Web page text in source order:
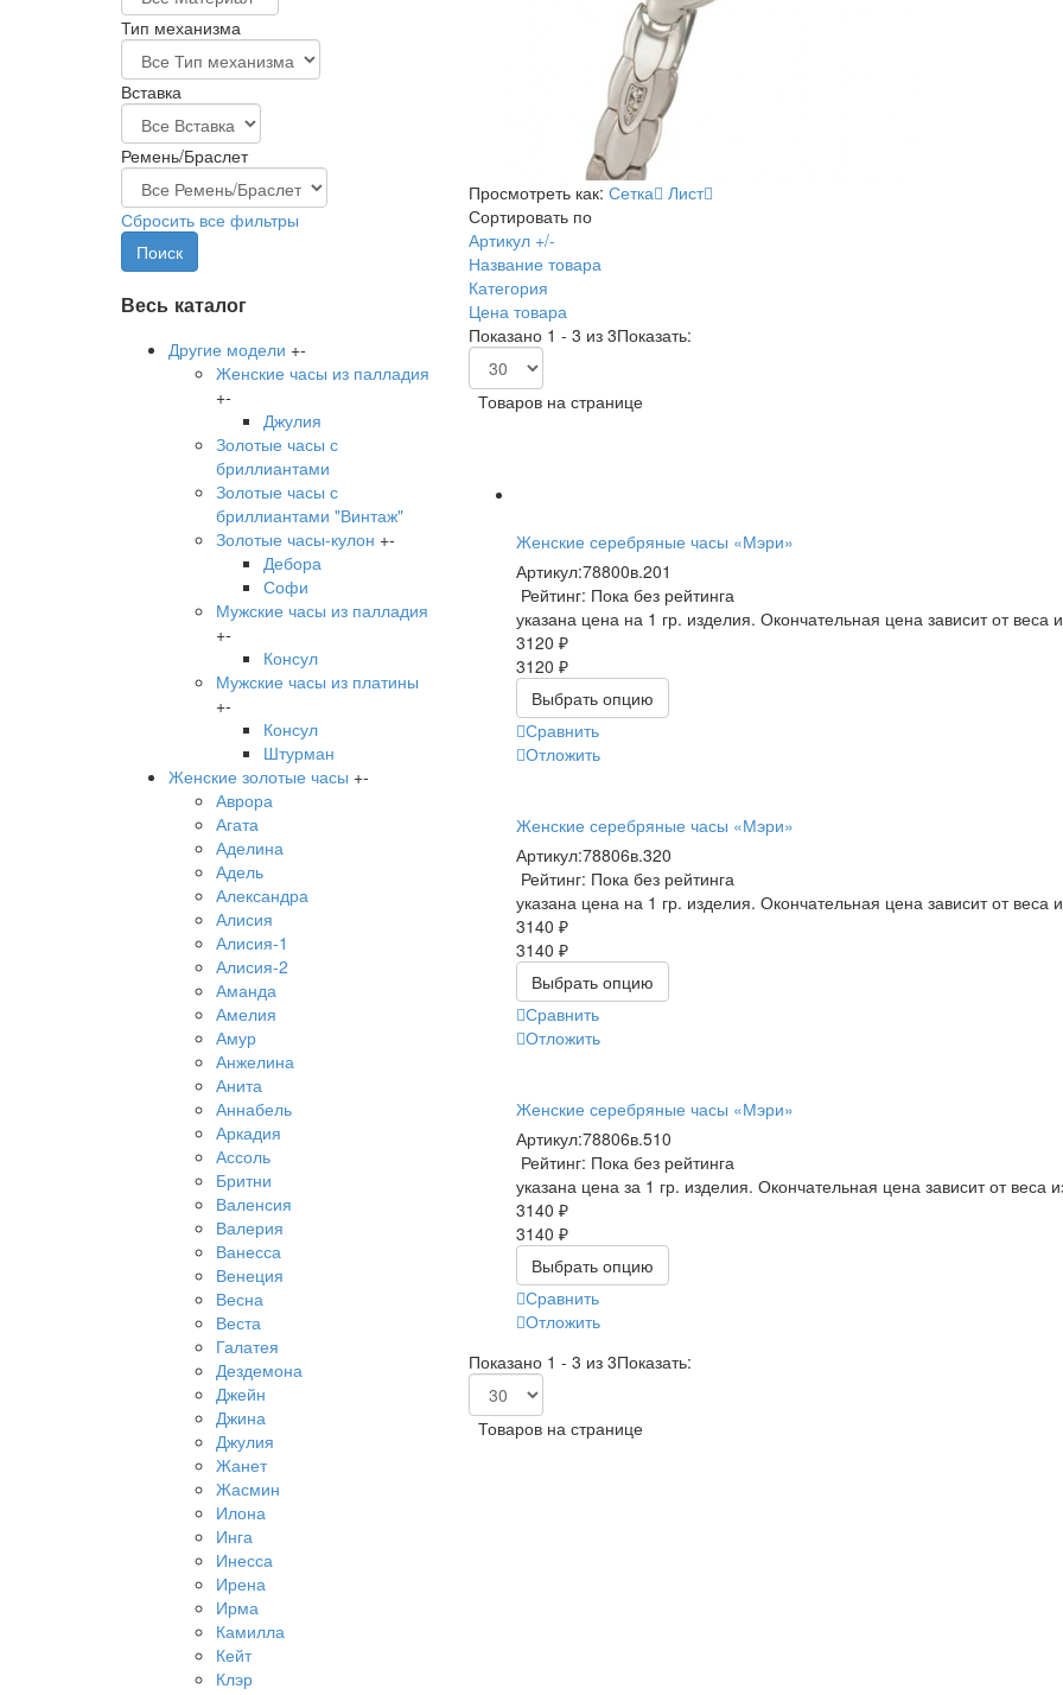
Тип механизма
Вставка
Ремень/Браслет
Сбросить все фильтры
Весь каталог
Другие модели +-
Женские часы из палладия
+-
Джулия
Золотые часы с
бриллиантами
Золотые часы с
бриллиантами "Винтаж"
Золотые часы-кулон +-
Дебора
Софи
Мужские часы из палладия
+-
Консул
Мужские часы из платины
+-
Консул
Штурман
Женские золотые часы +-
Аврора
Агата
Аделина
Адель
Александра
Алисия
Алисия-1
Алисия-2
Аманда
Амелия
Амур
Анжелина
Анита
Аннабель
Аркадия
Ассоль
Бритни
Валенсия
Валерия
Ванесса
Венеция
Весна
Веста
Галатея
Дездемона
Джейн
Джина
Джулия
Жанет
Жасмин
Илона
Инга
Инесса
Ирена
Ирма
Камилла
Кейт
Клэр
Просмотреть как: Сетка
Лист
Сортировать по
Артикул +/-
Название товара
Категория
Цена товара
Показано 1 - 3 из 3Показать:
Товаров на странице
Женские серебряные часы «Мэри»
Артикул:78800в.201
Рейтинг: Пока без рейтинга
указана цена на 1 гр. изделия. Окончательная цена зависит от веса
3120 ₽
3120 ₽
Выбрать опцию
Сравнить
Отложить
Женские серебряные часы «Мэри»
Артикул:78806в.320
Рейтинг: Пока без рейтинга
указана цена на 1 гр. изделия. Окончательная цена зависит от веса
3140 ₽
3140 ₽
Выбрать опцию
Сравнить
Отложить
Женские серебряные часы «Мэри»
Артикул:78806в.510
Рейтинг: Пока без рейтинга
указана цена за 1 гр. изделия. Окончательная цена зависит от веса
3140 ₽
3140 ₽
Выбрать опцию
Сравнить
Отложить
Показано 1 - 3 из 3Показать:
Товаров на странице